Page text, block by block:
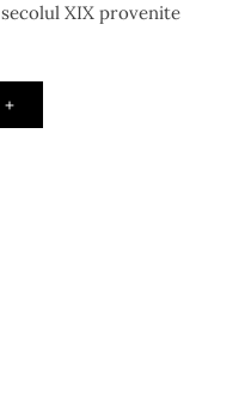
XIX provenite